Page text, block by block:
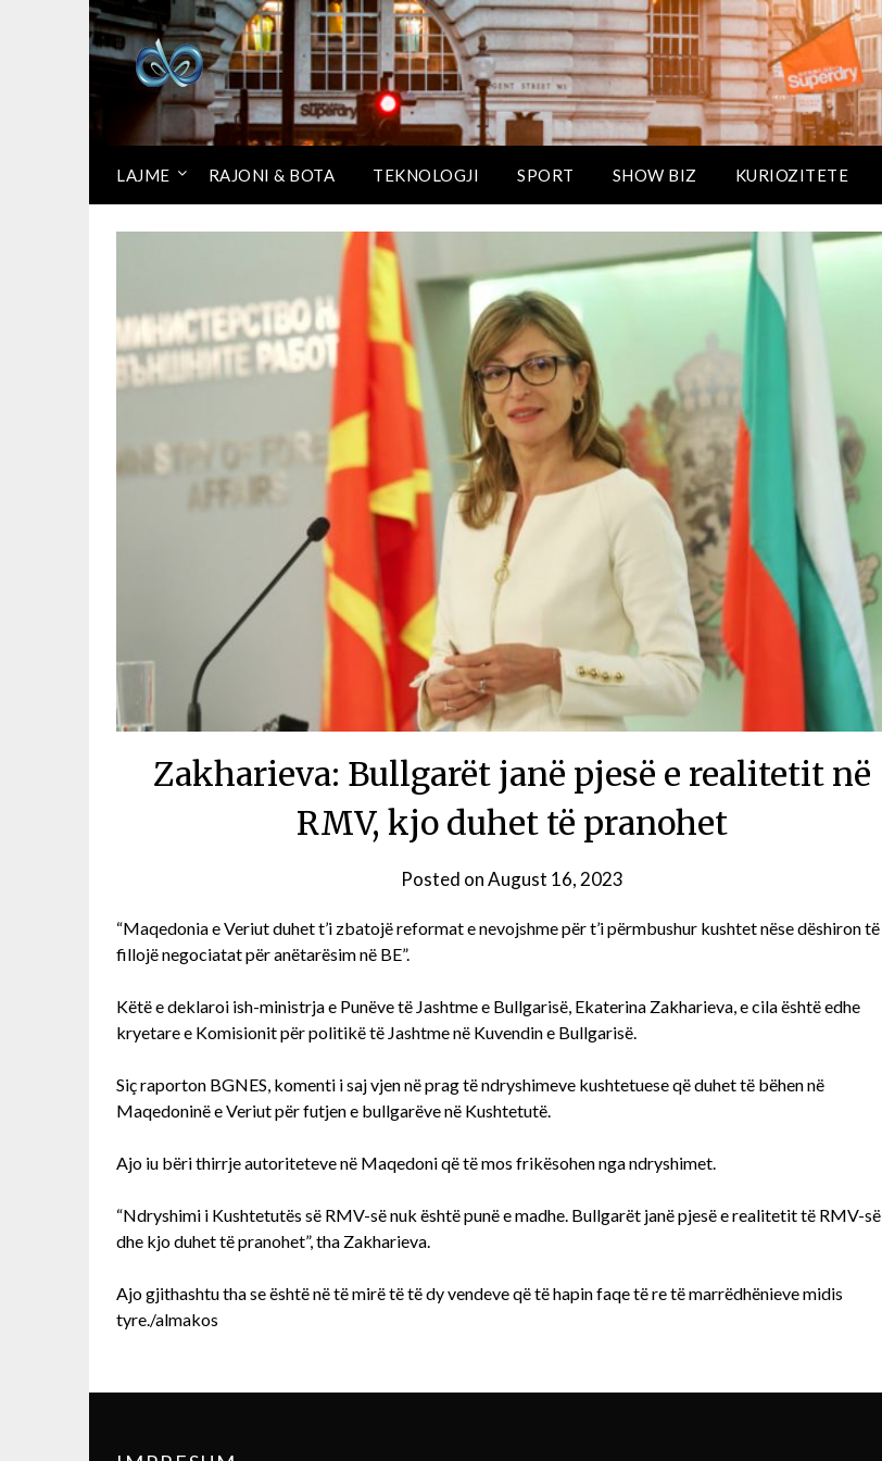
LAJME RAJONI & BOTA TEKNOLOGJI SPORT SHOW BIZ KURIOZITETE
Zakharieva: Bullgarët janë pjesë e realitetit në
RMV, kjo duhet të pranohet
Posted onAugust 16, 2023
“Maqedonia e Veriut duhet t’i zbatojë reformat e nevojshme për t’i përmbushur kushtet nëse dëshiron të
fillojë negociatat për anëtarësim në BE”.
Këtë e deklaroi ish-ministrja e Punëve të Jashtme e Bullgarisë, Ekaterina Zakharieva, e cila është edhe
kryetare e Komisionit për politikë të Jashtme në Kuvendin e Bullgarisë.
Siç raporton BGNES, komenti i saj vjen në prag të ndryshimeve kushtetuese që duhet të bëhen në
Maqedoninë e Veriut për futjen e bullgarëve në Kushtetutë.
Ajo iu bëri thirrje autoriteteve në Maqedoni që të mos frikësohen nga ndryshimet.
“Ndryshimi i Kushtetutës së RMV-së nuk është punë e madhe. Bullgarët janë pjesë e realitetit të RMV-së
dhe kjo duhet të pranohet”, tha Zakharieva.
Ajo gjithashtu tha se është në të mirë të të dy vendeve që të hapin faqe të re të marrëdhënieve midis
tyre./almakos